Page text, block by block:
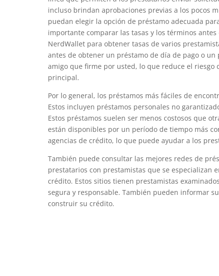
incluso brindan aprobaciones previas a los pocos
puedan elegir la opción de préstamo adecuada
importante comparar las tasas y los términos
NerdWallet para obtener tasas de varios
antes de obtener un préstamo de día de pago o
amigo que firme por usted, lo que reduce el
principal.
Por lo general, los préstamos más fáciles de
Estos incluyen préstamos personales no
Estos préstamos suelen ser menos costosos que
están disponibles por un período de tiempo más
agencias de crédito, lo que puede ayudar a los
También puede consultar las mejores redes de
prestatarios con prestamistas que se especializan
crédito. Estos sitios tienen prestamistas
segura y responsable. También pueden informar
construir su crédito.